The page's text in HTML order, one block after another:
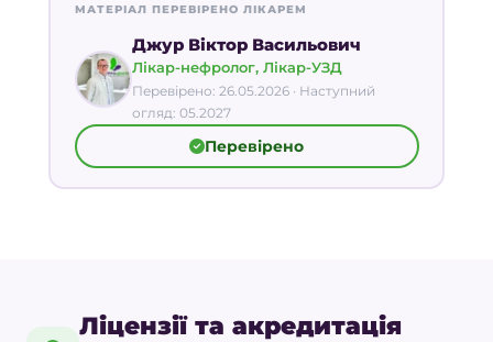
МАТЕРІАЛ ПЕРЕВІРЕНО ЛІКАРЕМ
Джур Віктор Васильович
Лікар-нефролог, Лікар-УЗД
Перевірено: 26.05.2026 · Наступний
огляд: 05.2027
Перевірено
Ліцензії та акредитація